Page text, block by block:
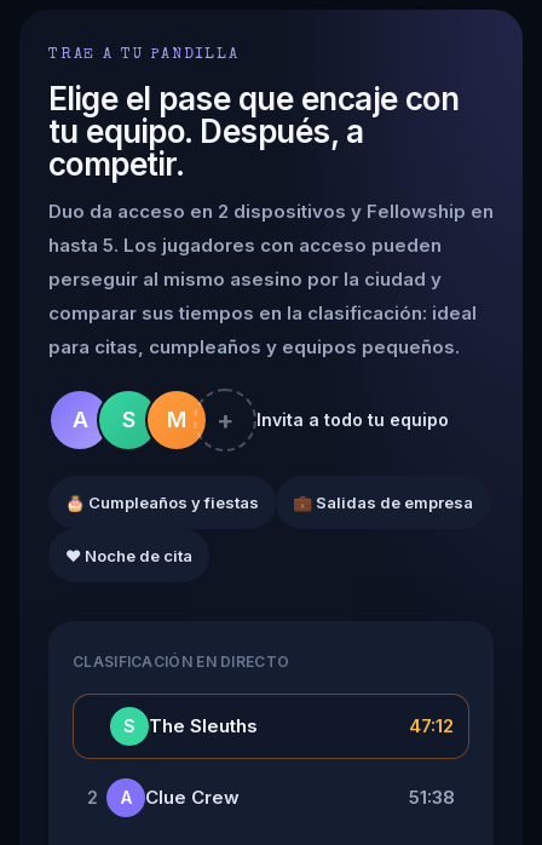
TRAE A TU PANDILLA
Elige el pase que encaje con
tu equipo. Después, a
competir.
Duo da acceso en 2 dispositivos y Fellowship en
hasta 5. Los jugadores con acceso pueden
perseguir al mismo asesino por la ciudad y
comparar sus tiempos en la clasificación: ideal
para citas, cumpleaños y equipos pequeños.
A S M + Invita a todo tu equipo
🎂 Cumpleaños y fiestas 💼 Salidas de empresa
❤️ Noche de cita
CLASIFICACIÓN EN DIRECTO
S The Sleuths 47:12
2 A Clue Crew 51:38